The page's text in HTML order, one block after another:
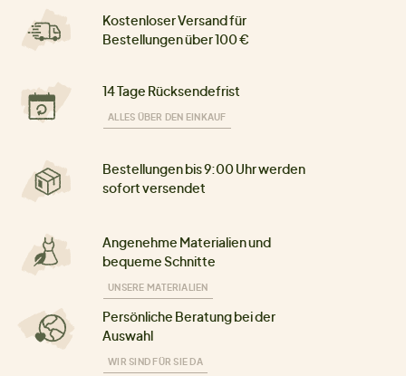
Kostenloser Versand für
Bestellungen über 100 €
14 Tage Rücksendefrist
ALLES ÜBER DEN EINKAUF
Bestellungen bis 9:00 Uhr werden
sofort versendet
Angenehme Materialien und
bequeme Schnitte
UNSERE MATERIALIEN
Persönliche Beratung bei der
Auswahl
WIR SIND FÜR SIE DA